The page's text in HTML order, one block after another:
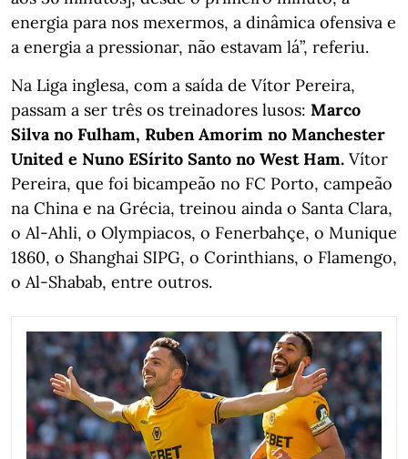
energia para nos mexermos, a dinâmica ofensiva e
a energia a pressionar, não estavam lá”, referiu.
Na Liga inglesa, com a saída de Vítor Pereira,
passam a ser três os treinadores lusos: Marco
Silva no Fulham, Ruben Amorim no Manchester
United e Nuno ESírito Santo no West Ham. Vítor
Pereira, que foi bicampeão no FC Porto, campeão
na China e na Grécia, treinou ainda o Santa Clara,
o Al-Ahli, o Olympiacos, o Fenerbahçe, o Munique
1860, o Shanghai SIPG, o Corinthians, o Flamengo,
o Al-Shabab, entre outros.